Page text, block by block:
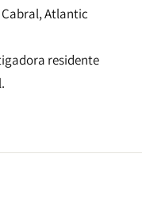
Atlantic
residente